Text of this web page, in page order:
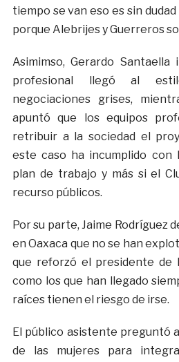
tiempo se van eso es sin
porque Alebrijes y Guerreros
Asimimso, Gerardo
profesional llegó al
negociaciones grises,
apuntó que los equipos
retribuir a la sociedad el
este caso ha incumplido con
plan de trabajo y más si el
recurso públicos.
Por su parte, Jaime Rodríguez
en Oaxaca que no se han
que reforzó el presidente de
como los que han llegado
raíces tienen el riesgo de irse.
El público asistente preguntó
de las mujeres para